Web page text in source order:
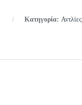
Κατηγορία: Αντλίες